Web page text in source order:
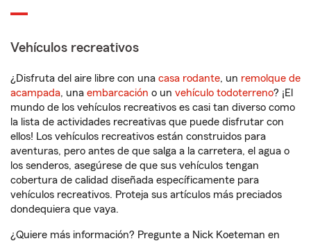
Vehículos recreativos
¿Disfruta del aire libre con una casa rodante, un remolque de
acampada, una embarcación o un vehículo todoterreno? ¡El
mundo de los vehículos recreativos es casi tan diverso como
la lista de actividades recreativas que puede disfrutar con
ellos! Los vehículos recreativos están construidos para
aventuras, pero antes de que salga a la carretera, el agua o
los senderos, asegúrese de que sus vehículos tengan
cobertura de calidad diseñada específicamente para
vehículos recreativos. Proteja sus artículos más preciados
dondequiera que vaya.
¿Quiere más información? Pregunte a Nick Koeteman en